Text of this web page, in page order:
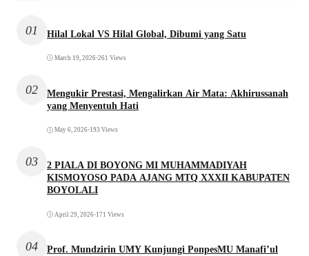
01 Hilal Lokal VS Hilal Global, Dibumi yang Satu
March 19, 2026•261 Views
02
Mengukir Prestasi, Mengalirkan Air Mata: Akhirussanah
yang Menyentuh Hati
May 6, 2026•193 Views
03
2 PIALA DI BOYONG MI MUHAMMADIYAH
KISMOYOSO PADA AJANG MTQ XXXII KABUPATEN
BOYOLALI
April 29, 2026•171 Views
04
Prof. Mundzirin UMY Kunjungi PonpesMU Manafi’ul